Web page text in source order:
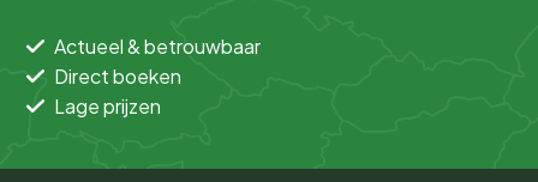
Actueel & betrouwbaar
Direct boeken
Lage prijzen